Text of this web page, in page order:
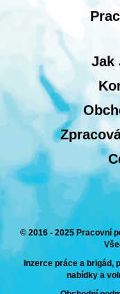
Jak
© 2016 - 2025 Pracovní
Inzerce práce a
nabídky a